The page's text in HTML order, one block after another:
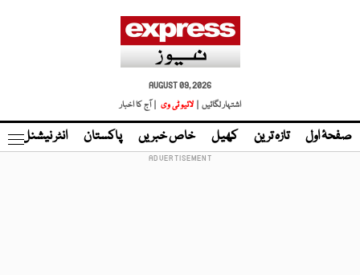
AUGUST 09, 2026
اشتہار لگائیں |
لائیو ٹی وی | آج کا اخبار
صفحۂ اول تازہ ترین کھیل خاص خبریں پاکستان انٹر نیشنل